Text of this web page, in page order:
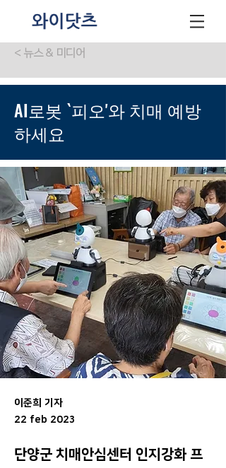
< 뉴스 & 미디어
AI로봇 `피오'와 치매 예방
하세요
이준희 기자
22 feb 2023
단양군 치매안심센터 인지강화 프